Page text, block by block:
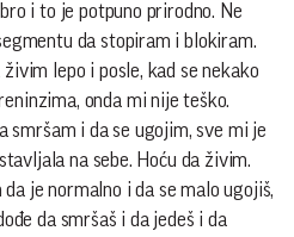
i to je potpuno prirodno. Ne
da stopiram i blokiram.
lepo i posle, kad se nekako
onda mi nije teško.
smršam i da se ugojim, sve mi je
na sebe. Hoću da živim.
je normalno i da se malo ugojiš,
da smršaš i da jedeš i da